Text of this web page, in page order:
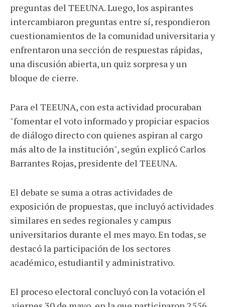
preguntas del TEEUNA. Luego, los aspirantes
intercambiaron preguntas entre sí, respondieron
cuestionamientos de la comunidad universitaria y
enfrentaron una sección de respuestas rápidas,
una discusión abierta, un quiz sorpresa y un
bloque de cierre.
Para el TEEUNA, con esta actividad procuraban
"fomentar el voto informado y propiciar espacios
de diálogo directo con quienes aspiran al cargo
más alto de la institución", según explicó Carlos
Barrantes Rojas, presidente del TEEUNA.
El debate se suma a otras actividades de
exposición de propuestas, que incluyó actividades
similares en sedes regionales y campus
universitarios durante el mes mayo. En todas, se
destacó la participación de los sectores
académico, estudiantil y administrativo.
El proceso electoral concluyó con la votación el